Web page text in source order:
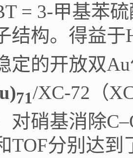
= 3-甲基苯
结构。得益于
定的开放双Au
71/XC-72 （
对硝基消除
TOF分别达到